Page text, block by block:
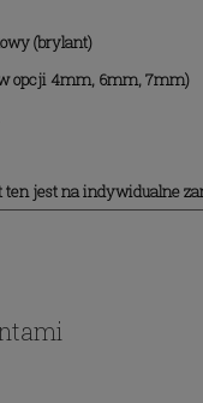
(brylant)
opcji 4mm, 6mm, 7mm)
ten jest na indywidualne